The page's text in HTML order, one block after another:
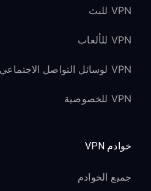
VPN للبث
VPN للألعاب
VPN لوسائل التواصل الاجتماعي
VPN للخصوصية
خوادم VPN
جميع الخوادم